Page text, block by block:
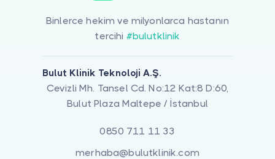
Binlerce hekim ve milyonlarca hastanın
tercihi #bulutklinik
Bulut Klinik Teknoloji A.Ş.
Cevizli Mh. Tansel Cd. No:12 Kat:8 D:60,
Bulut Plaza Maltepe / İstanbul
0850 711 11 33
merhaba@bulutklinik.com